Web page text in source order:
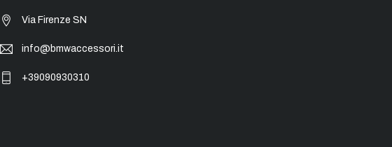
Via Firenze SN
info@bmwaccessori.it
+39090930310